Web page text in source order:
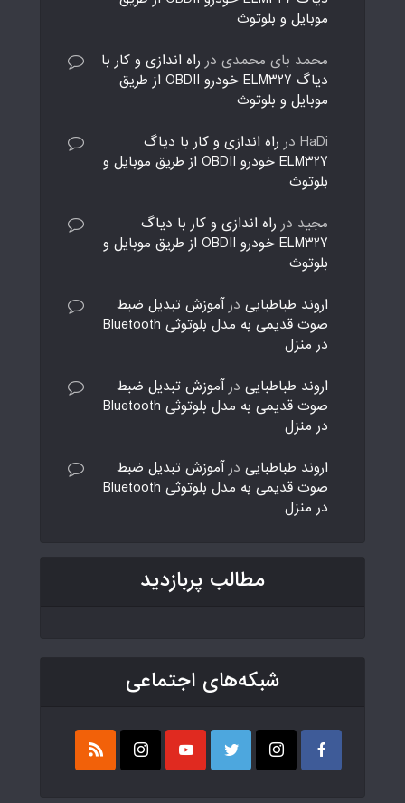
موبایل و بلوتوث
محمد بای محمدی در راه اندازی و کار با
دیاگ ELM327 خودرو OBDII از طریق
موبایل و بلوتوث
HaDi در راه اندازی و کار با دیاگ
ELM327 خودرو OBDII از طریق موبایل و
بلوتوث
مجید در راه اندازی و کار با دیاگ
ELM327 خودرو OBDII از طریق موبایل و
بلوتوث
اروند طباطبایی درآموزش تبدیل ضبط
صوت قدیمی به مدل بلوتوثی Bluetooth
در منزل
اروند طباطبایی درآموزش تبدیل ضبط
صوت قدیمی به مدل بلوتوثی Bluetooth
در منزل
اروند طباطبایی درآموزش تبدیل ضبط
صوت قدیمی به مدل بلوتوثی Bluetooth
در منزل
مطالب پربازدید
شبکه‌های اجتماعی